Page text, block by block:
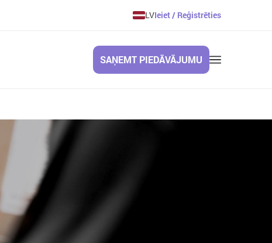
LVIeiet / Reģistrēties
SAŅEMT PIEDĀVĀJUMU